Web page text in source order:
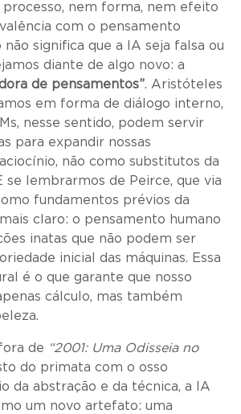
processo, nem forma, nem efeito
com o pensamento
não significa que a IA seja falsa ou
diante de algo novo: a
de pensamentos”. Aristóteles
em forma de diálogo interno,
nesse sentido, podem servir
para expandir nossas
não como substitutos da
se lembrarmos de Peirce, que via
fundamentos prévios da
claro: o pensamento humano
inatas que não podem ser
inicial das máquinas. Essa
é o que garante que nosso
cálculo, mas também
de “2001: Uma Odisseia no
do primata com o osso
da abstração e da técnica, a IA
um novo artefato: uma